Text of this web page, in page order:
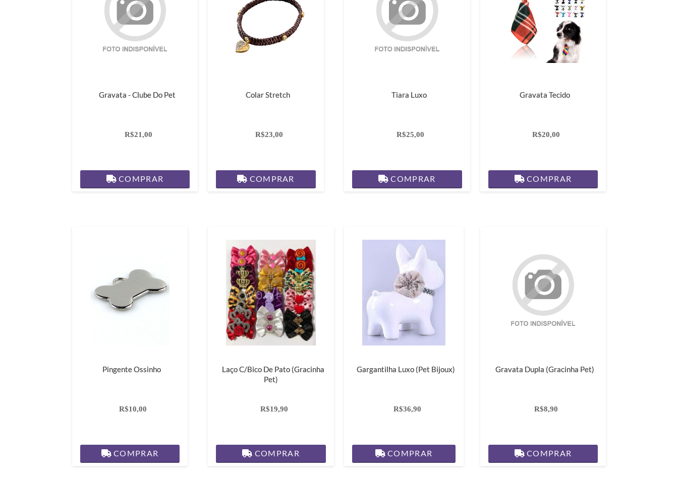
Gravata - Clube Do Pet
R$21,00
COMPRAR
Colar Stretch
R$23,00
COMPRAR
Tiara Luxo
R$25,00
COMPRAR
Gravata Tecido
R$20,00
COMPRAR
Pingente Ossinho
R$10,00
COMPRAR
Laço C/bico De Pato (Gracinha
Pet)
R$19,90
COMPRAR
Gargantilha Luxo (Pet Bijoux)
R$36,90
COMPRAR
Gravata Dupla (Gracinha Pet)
R$8,90
COMPRAR